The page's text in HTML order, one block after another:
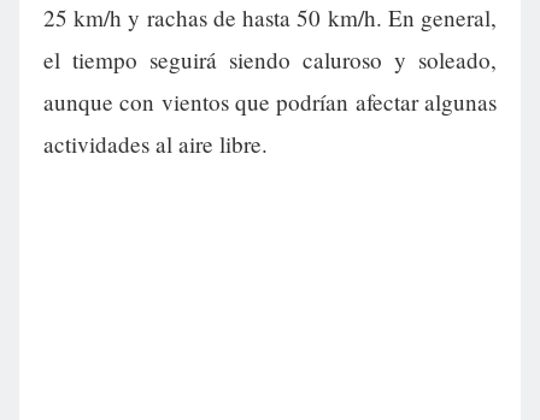
25 km/h y rachas de hasta 50 km/h. En general,
el tiempo seguirá siendo caluroso y soleado,
aunque con vientos que podrían afectar algunas
actividades al aire libre.